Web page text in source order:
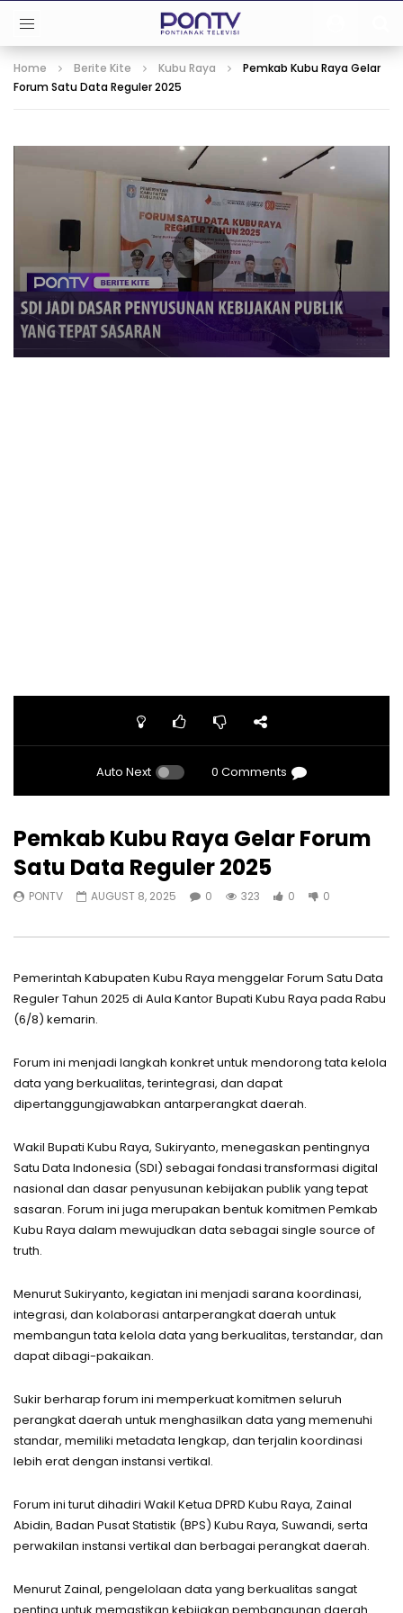
Home Berite Kite Kubu Raya
Pemkab Kubu Raya Gelar
Forum Satu Data Reguler 2025
Auto Next 0 Comments
Pemkab Kubu Raya Gelar Forum
Satu Data Reguler 2025
PONTV AUGUST 8, 2025 0 323 0 0
Pemerintah Kabupaten Kubu Raya menggelar Forum Satu Data
Reguler Tahun 2025 di Aula Kantor Bupati Kubu Raya pada Rabu
(6/8) kemarin.
Forum ini menjadi langkah konkret untuk mendorong tata kelola
data yang berkualitas, terintegrasi, dan dapat
dipertanggungjawabkan antarperangkat daerah.
Wakil Bupati Kubu Raya, Sukiryanto, menegaskan pentingnya
Satu Data Indonesia (SDI) sebagai fondasi transformasi digital
nasional dan dasar penyusunan kebijakan publik yang tepat
sasaran. Forum ini juga merupakan bentuk komitmen Pemkab
Kubu Raya dalam mewujudkan data sebagai single source of
truth.
Menurut Sukiryanto, kegiatan ini menjadi sarana koordinasi,
integrasi, dan kolaborasi antarperangkat daerah untuk
membangun tata kelola data yang berkualitas, terstandar, dan
dapat dibagi-pakaikan.
Sukir berharap forum ini memperkuat komitmen seluruh
perangkat daerah untuk menghasilkan data yang memenuhi
standar, memiliki metadata lengkap, dan terjalin koordinasi
lebih erat dengan instansi vertikal.
Forum ini turut dihadiri Wakil Ketua DPRD Kubu Raya, Zainal
Abidin, Badan Pusat Statistik (BPS) Kubu Raya, Suwandi, serta
perwakilan instansi vertikal dan berbagai perangkat daerah.
Menurut Zainal, pengelolaan data yang berkualitas sangat